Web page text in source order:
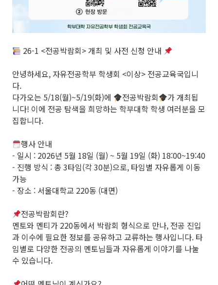
26-1 <전공박람회> 개최 및 사전 신청 안내
안녕하세요, 자유전공학부 학생회 <이상> 전공교육국입니
다.
다가오는 5/18(월)~5/19(화)에
전공박람회
가 개최됩
니다! 이에 전공 탐색을 희망하는 학부대학 학생 여러분을 모
집합니다.
행사 안내
- 일시 : 2026년 5월 18일 (월) ~ 5월 19일 (화) 18:00~19:40
- 진행 방식 : 총 3타임(각 30분)으로, 타임별 자유롭게 이동
가능
- 장소 : 서울대학교 220동 (대면)
전공박람회란?
멘토와 멘티가 220동에서 박람회 형식으로 만나, 전공 진입
과 이수에 필요한 정보를 공유하고 교류하는 행사입니다. 타
임별로 다양한 전공의 멘토님들과 자유롭게 이야기를 나눌
수 있습니다.